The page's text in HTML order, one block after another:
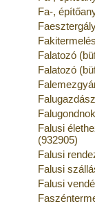
Fa-,
Falatozó
Falatozó
Falusi
(932905)
Falusi
Falusi
Falusi